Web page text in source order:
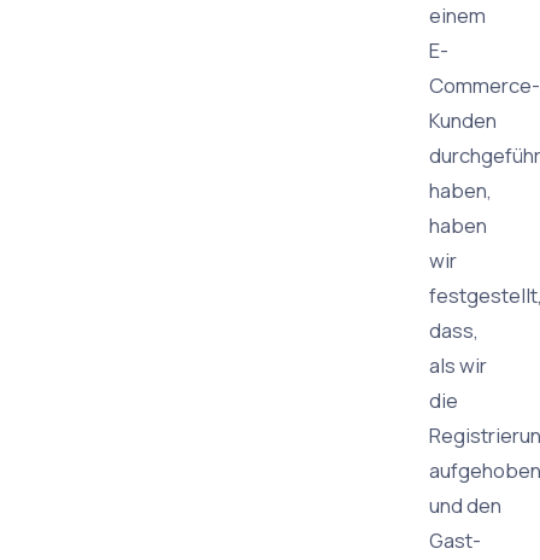
einem
E-
Commerce-
Kunden
haben,
haben
wir
dass,
als wir
die
aufgehoben
und den
Gast-